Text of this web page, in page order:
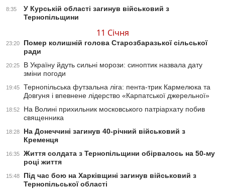
8:35
У Курській області загинув військовий з
Тернопільщини
11 Січня
23:20
Помер колишній голова Старозбаразької сільської
ради
20:25
В Україну йдуть сильні морози: синоптик назвала дату
зміни погоди
19:45
Тернопільська футзальна ліга: пента-трик Кармелюка та
Довгуня і впевнене лідерство «Карпатської джерельної»
18:52
На Волині прихильник московського патріархату побив
священника
18:28
На Донеччині загинув 40-річний військовий з
Кременця
16:35
Життя солдата з Тернопільщини обірвалось на 50-му
році життя
15:48
Під час бою на Харківщині загинув військовий з
Тернопільської області